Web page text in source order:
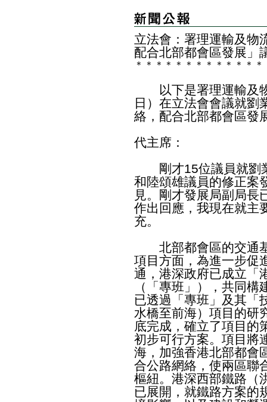
立法會：署理運輸及物
配合北部都會區發展」
＊ ＊ ＊ ＊ ＊ ＊ ＊ ＊ ＊ ＊ ＊ ＊ ＊
以下是署理運輸及物
日）在立法會會議就劉
絡，配合北部都會區發
代主席：
剛才15位議員就劉
和陸頌雄議員的修正案
見。剛才發展局副局長
作出回應，我現在就主
充。
北部都會區的交通基
項目方面，為進一步促
通，港深政府已成立「
（「專班」），共同
已透過「專班」及其「
水橋至前海）項目的研
底完成，確立了項目的
初步可行方案。項目將
海，加強香港北部都會
合公路網絡，使兩區聯
樞紐。港深西部鐵路（
已展開，就鐵路方案的